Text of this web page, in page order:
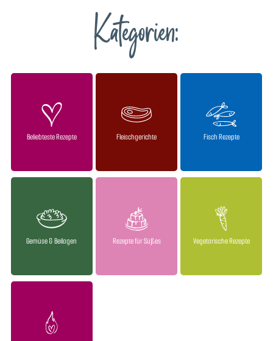
Kategorien:
Beliebteste Rezepte Fleischgerichte Fisch Rezepte
Gemüse & Beilagen Rezepte für Süßes Vegetarische Rezepte